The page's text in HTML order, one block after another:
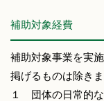
補助対象経費
補助対象事業を実
掲げるものは除きま
１ 団体の日常的